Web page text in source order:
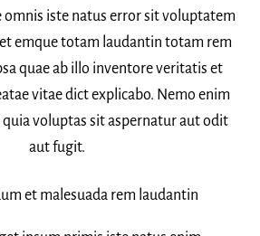
omnis iste natus error sit voluptatem
emque totam laudantin totam rem
quae ab illo inventore veritatis et
vitae dict explicabo. Nemo enim
voluptas sit aspernatur aut odit
aut fugit.
et malesuada rem laudantin